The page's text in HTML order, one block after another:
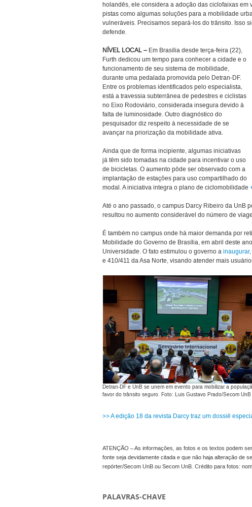
holandês, ele considera a adoção das ciclofaixas
pistas como algumas soluções para a mobilidade
vulneráveis. Precisamos separá-los do trânsito. Isso
defende.
NÍVEL LOCAL –Em Brasília desde terça-feira (22),
Furth dedicou um tempo para conhecer a cidade e o
funcionamento de seu sistema de mobilidade,
durante uma pedalada promovida pelo Detran-DF.
Entre os problemas identificados pelo especialista,
está a travessia subterrânea de pedestres e ciclistas
no Eixo Rodoviário, considerada insegura devido à
falta de luminosidade. Outro diagnóstico do
pesquisador diz respeito à necessidade de se
avançar na priorização da mobilidade ativa.
Ainda que de forma incipiente, algumas iniciativas
já têm sido tomadas na cidade para incentivar o uso
de bicicletas. O aumento pôde ser observado com a
implantação de estações para uso compartilhado do
modal. A iniciativa integra o plano de ciclomobilidade
Até o ano passado, o campus Darcy Ribeiro da UnB
resultou no aumento considerável do número de
É também no campus onde há maior demanda por
Mobilidade do Governo de Brasília, em abril deste
Universidade. O fato estimulou o governo a inaugurar
e 410/411 da Asa Norte, visando atender mais
Detran-DF e UnB se unem em evento para mobilizar a
favor do trânsito seguro. Foto: Luis Gustavo Prado/Secom UnB
>> A edição 18 da revista Darcy traz um dossiê
ATENÇÃO – As informações, as fotos e os textos podem
fonte seja devidamente citada e que não haja alteração de
repórter/Secom UnB ou Secom UnB. Crédito para fotos:
PALAVRAS-CHAVE